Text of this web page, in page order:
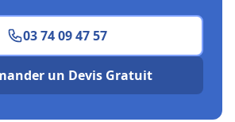
03 74 09 47 57
un Devis Gratuit